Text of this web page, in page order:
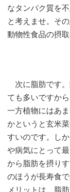
なタンパク質を
と考えませ。そ
動物性食品の摂
次に脂肪です。
ても多いですか
一方植物にはあ
かというと玄米
すいのです。し
や病気にとって
から脂肪を摂り
のほうが長寿食
メリットは、脂